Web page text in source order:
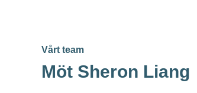
Vårt team
Möt Sheron Liang